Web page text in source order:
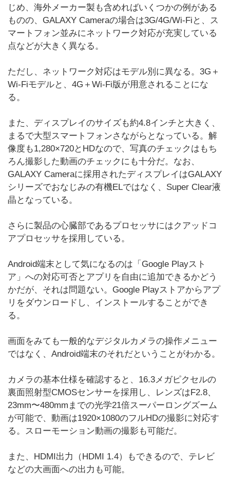
じめ、海外メーカー製も含めればいくつかの例がある
ものの、GALAXY Cameraの場合は3G/4G/Wi-Fiと、ス
マートフォン並みにネットワーク対応が充実している
点などが大きく異なる。
ただし、ネットワーク対応はモデル別に異なる。3G＋
Wi-Fiモデルと、4G＋Wi-Fi版が用意されることにな
る。
また、ディスプレイのサイズも約4.8インチと大きく、
まるで大型スマートフォンさながらとなっている。解
像度も1,280×720とHDなので、写真のチェックはもち
ろん撮影した動画のチェックにも十分だ。なお、
GALAXY Cameraに採用されたディスプレイはGALAXY
シリーズでおなじみの有機ELではなく、Super Clear液
晶となっている。
さらに製品の心臓部であるプロセッサにはクアッドコ
アプロセッサを採用している。
Android端末として気になるのは「Google Playスト
ア」への対応可否とアプリを自由に追加できるかどう
かだが、それは問題ない。Google Playストアからアプ
リをダウンロードし、インストールすることができ
る。
画面をみても一般的なデジタルカメラの操作メニュー
ではなく、Android端末のそれだということがわかる。
カメラの基本仕様を確認すると、16.3メガピクセルの
裏面照射型CMOSセンサーを採用し、レンズはF2.8、
23mm〜480mmまでの光学21倍スーパーロングズーム
が可能で、動画は1920×1080のフルHDの撮影に対応す
る。スローモーション動画の撮影も可能だ。
また、HDMI出力（HDMI 1.4）もできるので、テレビ
などの大画面への出力も可能。